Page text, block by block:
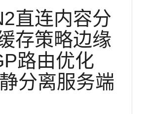
直连内容分
存策略边缘
路由优化
分离服务端